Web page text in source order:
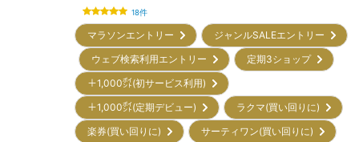
18件
マラソンエントリー
ジャンルSALEエントリー
ウェブ検索利用エントリー
定期3ショップ
＋1,000㌽(初サービス利用)
＋1,000㌽(定期デビュー)
ラクマ(買い回りに)
楽券(買い回りに)
サーティワン(買い回りに)